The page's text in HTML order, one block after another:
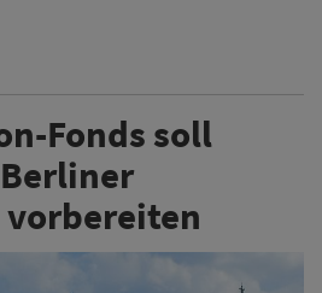
Fonds soll